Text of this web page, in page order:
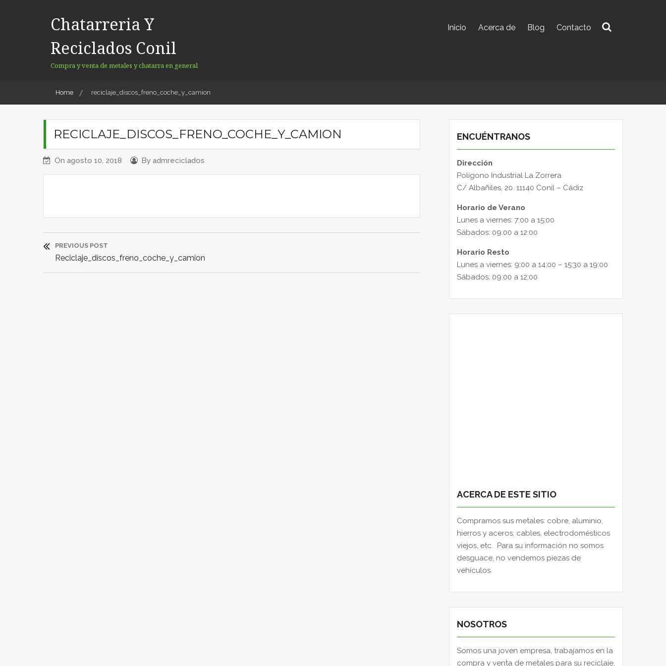
Chatarreria Y
Reciclados Conil
Compra y venta de metales y chatarra en general
Inicio Acerca de Blog Contacto
Home reciclaje_discos_freno_coche_y_camion
RECICLAJE_DISCOS_FRENO_COCHE_Y_CAMION
On agosto 10, 2018 By admreciclados
Navegación
de
PREVIOUS POST
Previous
Post:
Reciclaje_discos_freno_coche_y_camion
ENCUÉNTRANOS
Dirección
Polígono Industrial La Zorrera
C/ Albañiles, 20. 11140 Conil – Cádiz
Horario de Verano
Lunes a viernes: 7:00 a 15:00
Sábados: 09:00 a 12:00
Horario Resto
Lunes a viernes: 9:00 a 14:00 – 15:30 a 19:00
Sábados: 09:00 a 12:00
ACERCA DE ESTE SITIO
Compramos sus metales: cobre, aluminio,
hierros y aceros, cables, electrodomésticos
viejos, etc. Para su información no somos
desguace, no vendemos piezas de
vehículos.
NOSOTROS
Somos una joven empresa, trabajamos en la
compra y venta de metales para su reciclaje.